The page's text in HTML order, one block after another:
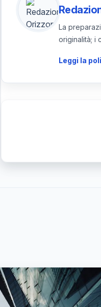
La
originalità; i
Leggi la